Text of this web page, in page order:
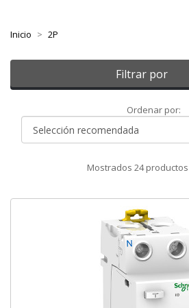
Inicio 2P
Filtrar por
Ordenar por:
Mostrados 24